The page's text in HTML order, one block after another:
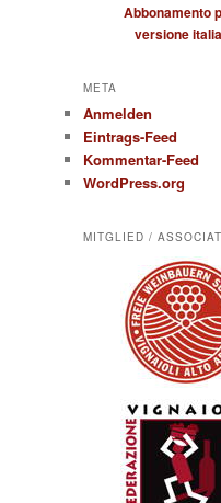
Abbonamento
versione
META
Anmelden
Eintrags-Feed
Kommentar-Feed
WordPress.org
MITGLIED /